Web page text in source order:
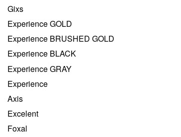
Gixs
Experience GOLD
Experience BRUSHED GOLD
Experience BLACK
Experience GRAY
Experience
Axis
Excelent
Foxal